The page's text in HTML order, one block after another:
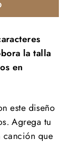
la talla
en
este diseño
Agrega tu
canción que